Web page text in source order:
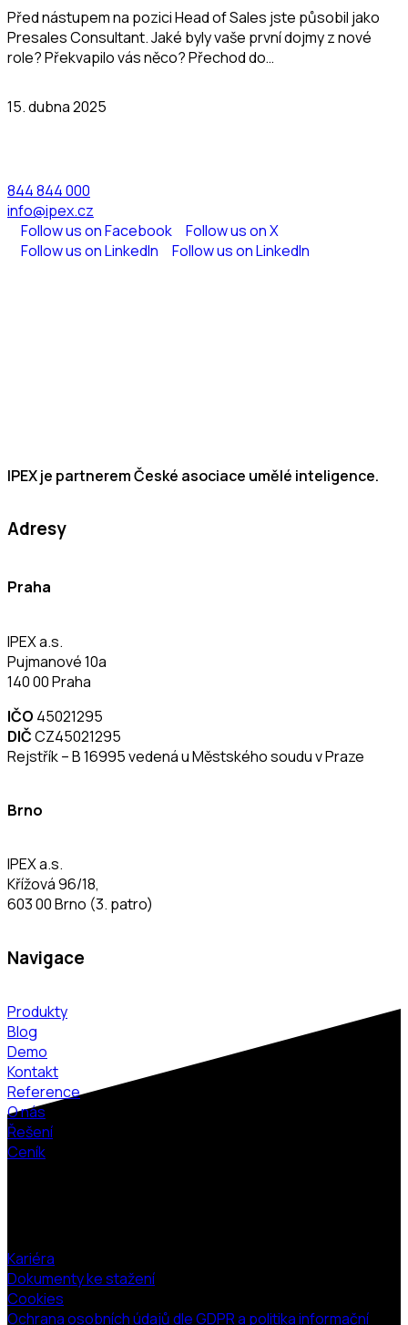
Před nástupem na pozici Head of Sales jste působil jako
Presales Consultant. Jaké byly vaše první dojmy z nové
role? Překvapilo vás něco? Přechod do…
15. dubna 2025
844 844 000
info@ipex.cz
Follow us on Facebook
Follow us on X
Follow us on LinkedIn
Follow us on LinkedIn
IPEX je partnerem České asociace umělé inteligence.
Adresy
Praha
IPEX a.s.
Pujmanové 10a
140 00 Praha
IČO 45021295
DIČCZ45021295
Rejstřík – B 16995 vedená u Městského soudu v Praze
Brno
IPEX a.s.
Křížová 96/18,
603 00 Brno (3. patro)
Navigace
Produkty
Blog
Demo
Kontakt
Reference
O nás
Řešení
Ceník
Kariéra
Dokumenty ke stažení
Cookies
Ochrana osobních údajů dle GDPR a politika informační